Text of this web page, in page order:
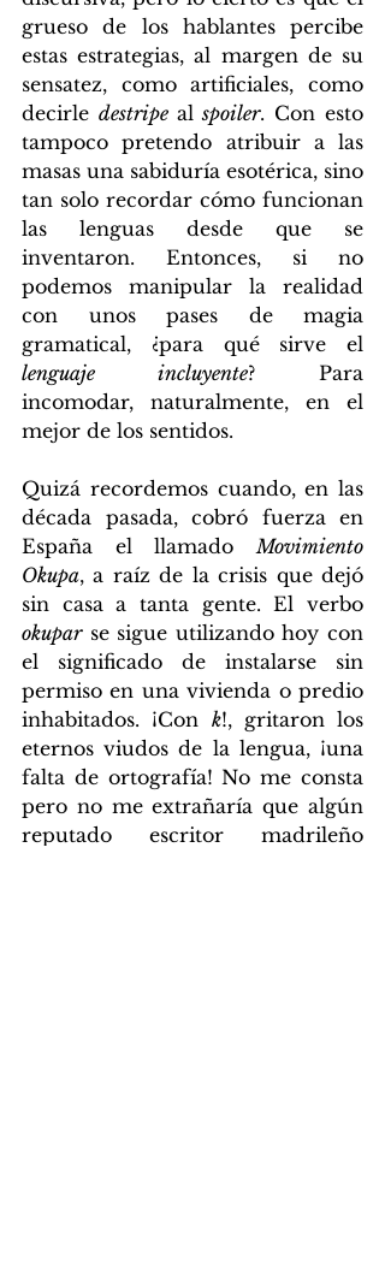
grueso de los hablantes percibe
estas estrategias, al margen de su
sensatez, como artificiales, como
decirle destripe al spoiler. Con esto
tampoco pretendo atribuir a las
masas una sabiduría esotérica, sino
tan solo recordar cómo funcionan
las lenguas desde que se
inventaron. Entonces, si no
podemos manipular la realidad
con unos pases de magia
lenguaje incluyente? Para
incomodar, naturalmente, en el
mejor de los sentidos.
Quizá recordemos cuando, en las
década pasada, cobró fuerza en
España el llamado Movimiento
Okupa, a raíz de la crisis que dejó
okupar se sigue utilizando hoy con
el significado de instalarse sin
permiso en una vivienda o predio
inhabitados. ¡Con k!, gritaron los
eternos viudos de la lengua, ¡una
falta de ortografía! No me consta
pero no me extrañaría que algún
reputado escritor madrileño